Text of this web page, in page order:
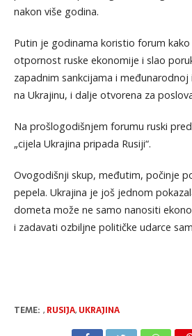
nakon više godina.
Putin je godinama koristio forum
otpornost ruske ekonomije i slao
zapadnim sankcijama i međunarodnoj
na Ukrajinu, i dalje otvorena za
Na prošlogodišnjem forumu ruski
„cijela Ukrajina pripada Rusiji“.
Ovogodišnji skup, međutim, počinje
pepela. Ukrajina je još jednom
dometa može ne samo nanositi
i zadavati ozbiljne političke udarce
TEME: , RUSIJA, UKRAJINA